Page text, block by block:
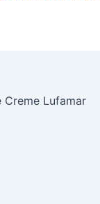
Creme Lufamar